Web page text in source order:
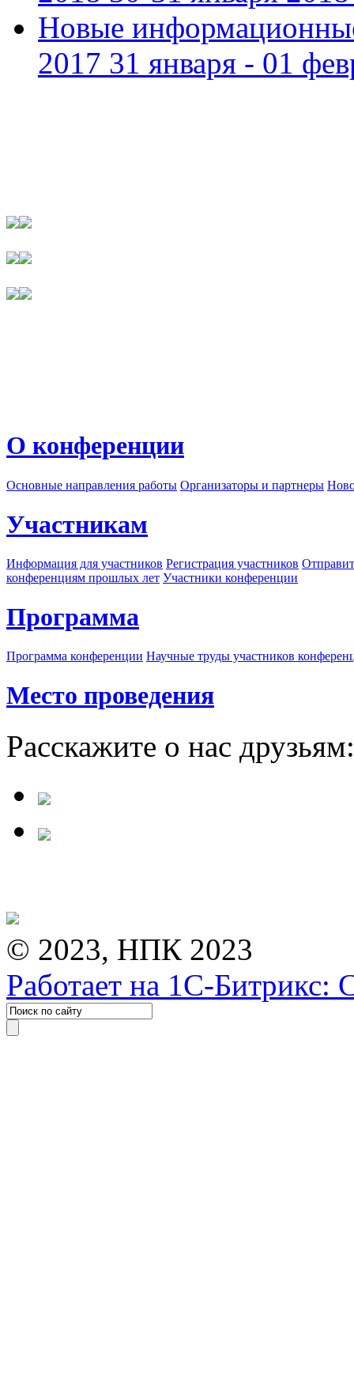
Новые
2017 31 января - 01
О конференции
Основные направления работы Организаторы и партнеры
Участникам
Информация для участников Регистрация участников
конференциям прошлых лет Участники конференции
Программа
Программа конференции Научные труды участников
Место проведения
Расскажите о нас друзьям:
© 2023, НПК 2023
Работает на 1С-Битрикс: